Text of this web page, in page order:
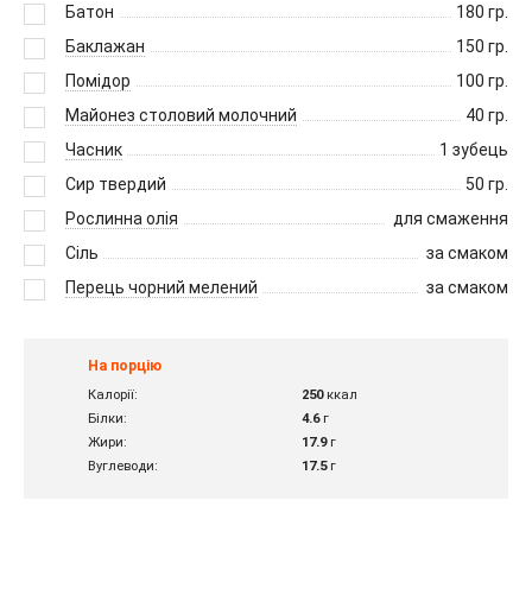
Батон 180 гр.
Баклажан
150 гр.
Помідор
100 гр.
Майонез столовий молочний
40 гр.
Часник
1 зубець
Сир твердий
50 гр.
Рослинна олія
для смаження
Сіль
за смаком
Перець чорний мелений
за смаком
На порцію
Калорії: 250ккал
Білки:
4.6г
Жири:
17.9г
Вуглеводи:
17.5г